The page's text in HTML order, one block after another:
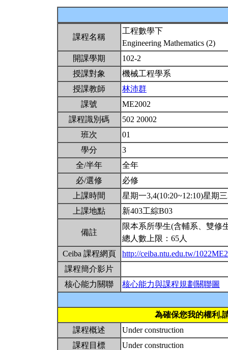
課程名稱
工程數學下
Engineering Mathematics (2)
開課學期
102-2
授課對象
機械工程學系
授課教師
林沛群
課號
ME2002
課程識別碼
502 20002
班次
01
學分
3
全/半年
全年
必/選修
必修
上課時間
星期一3,4(10:20~12:10)星期
上課地點
新403工綜B03
備註
限本系所學生(含輔系、雙修
總人數上限：65人
Ceiba 課程網頁
http://ceiba.ntu.edu.tw/
課程簡介影片
核心能力關聯
核心能力與課程規劃關聯圖
為確保您我的權利,
課程概述
Under construction
課程目標
Under construction